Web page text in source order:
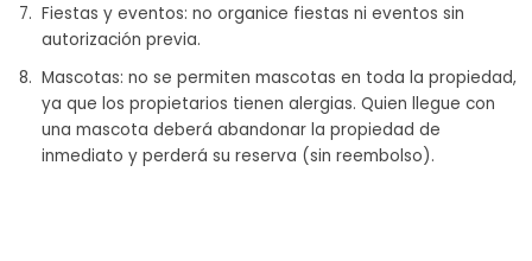
Fiestas y eventos: no organice fiestas ni eventos sin
autorización previa.
Mascotas: no se permiten mascotas en toda la propiedad,
ya que los propietarios tienen alergias. Quien llegue con
una mascota deberá abandonar la propiedad de
inmediato y perderá su reserva (sin reembolso).